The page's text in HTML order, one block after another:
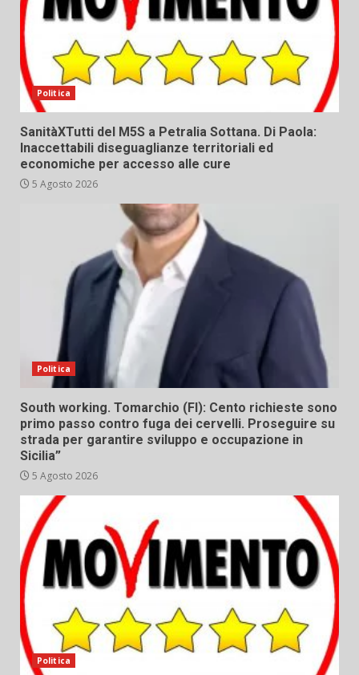
Politica
SanitàXTutti del M5S a Petralia Sottana. Di Paola:
Inaccettabili diseguaglianze territoriali ed
economiche per accesso alle cure
5 Agosto 2026
Politica
South working. Tomarchio (FI): Cento richieste sono
primo passo contro fuga dei cervelli. Proseguire su
strada per garantire sviluppo e occupazione in
Sicilia”
5 Agosto 2026
Politica